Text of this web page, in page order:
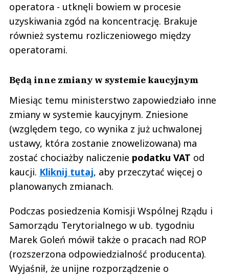
operatora - utknęli bowiem w procesie
uzyskiwania zgód na koncentrację. Brakuje
również systemu rozliczeniowego między
operatorami.
Będą inne zmiany w systemie kaucyjnym
Miesiąc temu ministerstwo zapowiedziało inne
zmiany w systemie kaucyjnym. Zniesione
(względem tego, co wynika z już uchwalonej
ustawy, która zostanie znowelizowana) ma
zostać chociażby naliczenie podatku VAT od
kaucji. Kliknij tutaj, aby przeczytać więcej o
planowanych zmianach.
Podczas posiedzenia Komisji Wspólnej Rządu i
Samorządu Terytorialnego w ub. tygodniu
Marek Goleń mówił także o pracach nad ROP
(rozszerzona odpowiedzialność producenta).
Wyjaśnił, że unijne rozporządzenie o